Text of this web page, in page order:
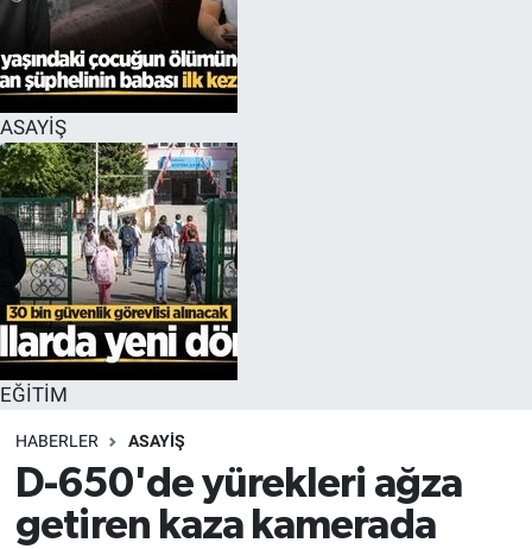
ASAYİŞ
EĞİTİM
HABERLER ASAYİŞ
D-650'de yürekleri ağza
getiren kaza kamerada
EĞİTİM
ÖZEL HABER
HALK54 PANORAMA